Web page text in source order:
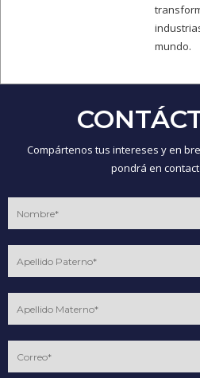
mundo.
Compártenos tus intereses y en
pondrá en